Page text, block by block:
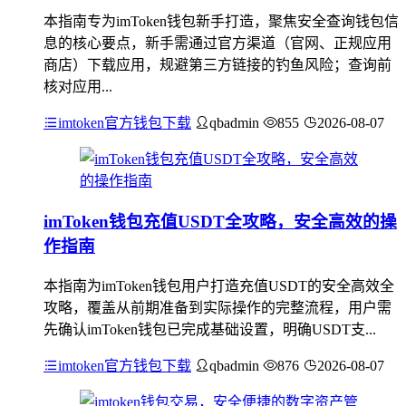
本指南专为imToken钱包新手打造，聚焦安全查询钱包信
息的核心要点，新手需通过官方渠道（官网、正规应用
商店）下载应用，规避第三方链接的钓鱼风险；查询前
核对应用...
imtoken官方钱包下载 qbadmin 855 2026-08-07
imToken钱包充值USDT全攻略，安全高效的操
作指南
本指南为imToken钱包用户打造充值USDT的安全高效全
攻略，覆盖从前期准备到实际操作的完整流程，用户需
先确认imToken钱包已完成基础设置，明确USDT支...
imtoken官方钱包下载 qbadmin 876 2026-08-07